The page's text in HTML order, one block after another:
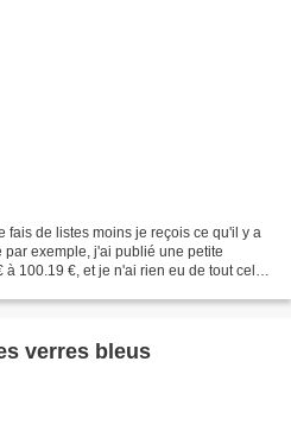
fais de listes moins je reçois ce qu'il y a
exemple, j'ai publié une petite
100.19 €, et je n'ai rien eu de tout cela.
verres bleus